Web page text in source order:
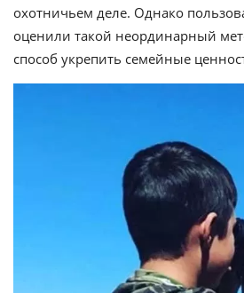
охотничьем деле. Однако
оценили такой неординарный
способ укрепить семейные